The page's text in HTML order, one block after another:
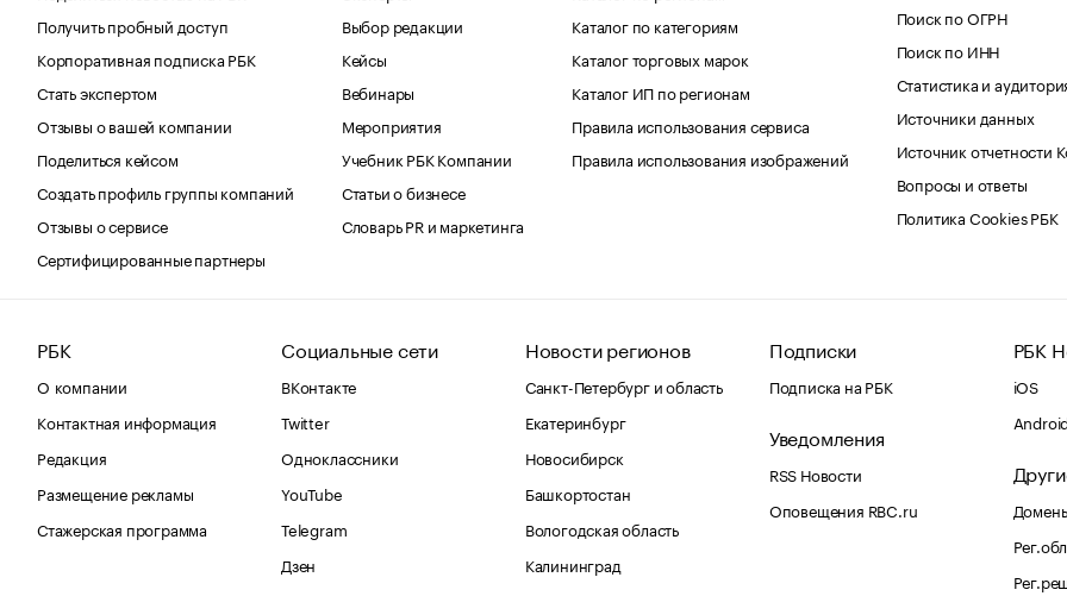
Получить пробный доступ
Корпоративная подписка РБК
Стать экспертом
Отзывы о вашей компании
Поделиться кейсом
Создать профиль группы компаний
Отзывы о сервисе
Сертифицированные партнеры
Выбор редакции
Кейсы
Вебинары
Мероприятия
Учебник РБК Компании
Статьи о бизнесе
Словарь PR и маркетинга
Каталог по категориям
Каталог торговых марок
Каталог ИП по регионам
Правила использования сервиса
Правила использования изображений
Поиск по ОГРН
Поиск по ИНН
Статистика и
Источники данных
Источник отчетности
Вопросы и ответы
Политика Cookies РБК
РБК
О компании
Контактная информация
Редакция
Размещение рекламы
Стажерская программа
Социальные сети
ВКонтакте
Twitter
Одноклассники
YouTube
Telegram
Дзен
Новости регионов
Санкт-Петербург и область
Екатеринбург
Новосибирск
Башкортостан
Вологодская область
Калининград
Подписки
Подписка на РБК
Уведомления
RSS Новости
Оповещения RBC.ru
РБК
iOS